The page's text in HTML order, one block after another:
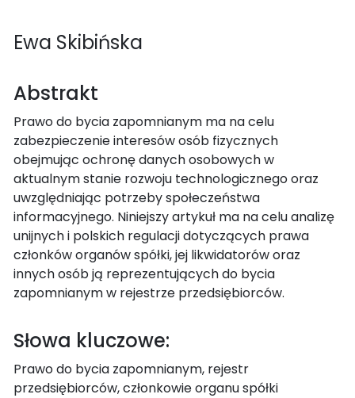
Ewa Skibińska
Abstrakt
Prawo do bycia zapomnianym ma na celu
zabezpieczenie interesów osób fizycznych
obejmując ochronę danych osobowych w
aktualnym stanie rozwoju technologicznego oraz
uwzględniając potrzeby społeczeństwa
informacyjnego. Niniejszy artykuł ma na celu analizę
unijnych i polskich regulacji dotyczących prawa
członków organów spółki, jej likwidatorów oraz
innych osób ją reprezentujących do bycia
zapomnianym w rejestrze przedsiębiorców.
Słowa kluczowe:
Prawo do bycia zapomnianym, rejestr
przedsiębiorców, członkowie organu spółki